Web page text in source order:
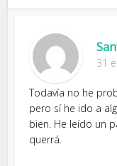
31
Todavía no he
pero sí he ido a
bien. He leído un
querrá.